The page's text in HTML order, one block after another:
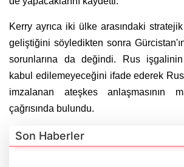
Kerry ayrıca iki ülke arasındaki
geliştiğini söyledikten sonra
sorunlarına da değindi. Rus
kabul edilemeyeceğini ifade ederek
imzalanan ateşkes anlaşmasının
çağrısında bulundu.
Son Haberler